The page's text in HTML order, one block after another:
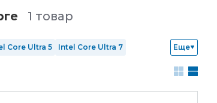
1 товар
Core Ultra 5
Intel Core Ultra 7
Еще